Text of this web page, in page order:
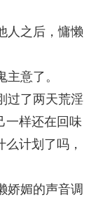
人之后，慵懒
意了。
过了两天荒淫
一样还在回味
计划了吗，
娇媚的声音调